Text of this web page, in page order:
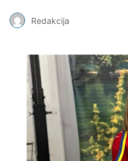
Redakcija